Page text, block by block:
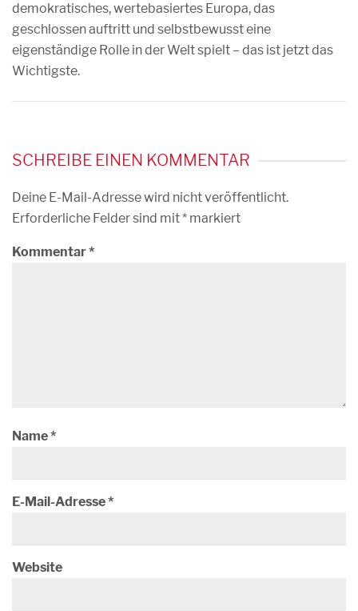
demokratisches, wertebasiertes Europa, das
geschlossen auftritt und selbstbewusst eine
eigenständige Rolle in der Welt spielt – das ist jetzt das
Wichtigste.
SCHREIBE EINEN KOMMENTAR
Deine E-Mail-Adresse wird nicht veröffentlicht.
Erforderliche Felder sind mit* markiert
Kommentar*
Name*
E-Mail-Adresse*
Website